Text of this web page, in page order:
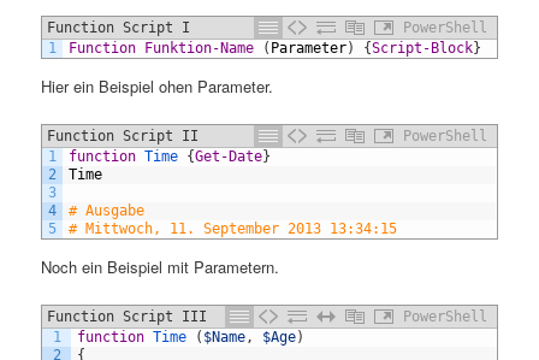
Function Script I
PowerShell
1
Function Funktion-Name ( Parameter) {Script-Block}
Hier ein Beispiel ohen Parameter.
Function Script II
PowerShell
1
2
3
4
5
function Time {Get-Date}
Time
# Ausgabe
# Mittwoch, 11. September 2013 13:34:15
Noch ein Beispiel mit Parametern.
Function Script III
PowerShell
1
2
function Time ( $Name, $Age)
{